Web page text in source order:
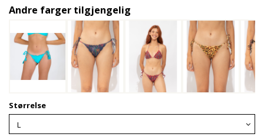
Andre farger tilgjengelig
Størrelse